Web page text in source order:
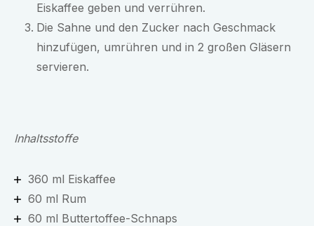
Eiskaffee geben und verrühren.
Die Sahne und den Zucker nach Geschmack
hinzufügen, umrühren und in 2 großen Gläsern
servieren.
Inhaltsstoffe
360 ml Eiskaffee
60 ml Rum
60 ml Buttertoffee-Schnaps